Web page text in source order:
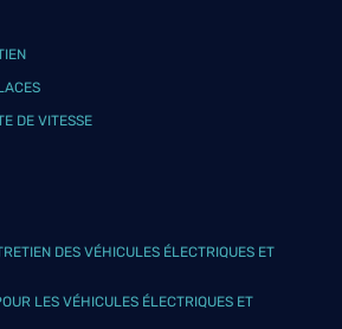
DE VITESSE
DES VÉHICULES ÉLECTRIQUES ET
LES VÉHICULES ÉLECTRIQUES ET